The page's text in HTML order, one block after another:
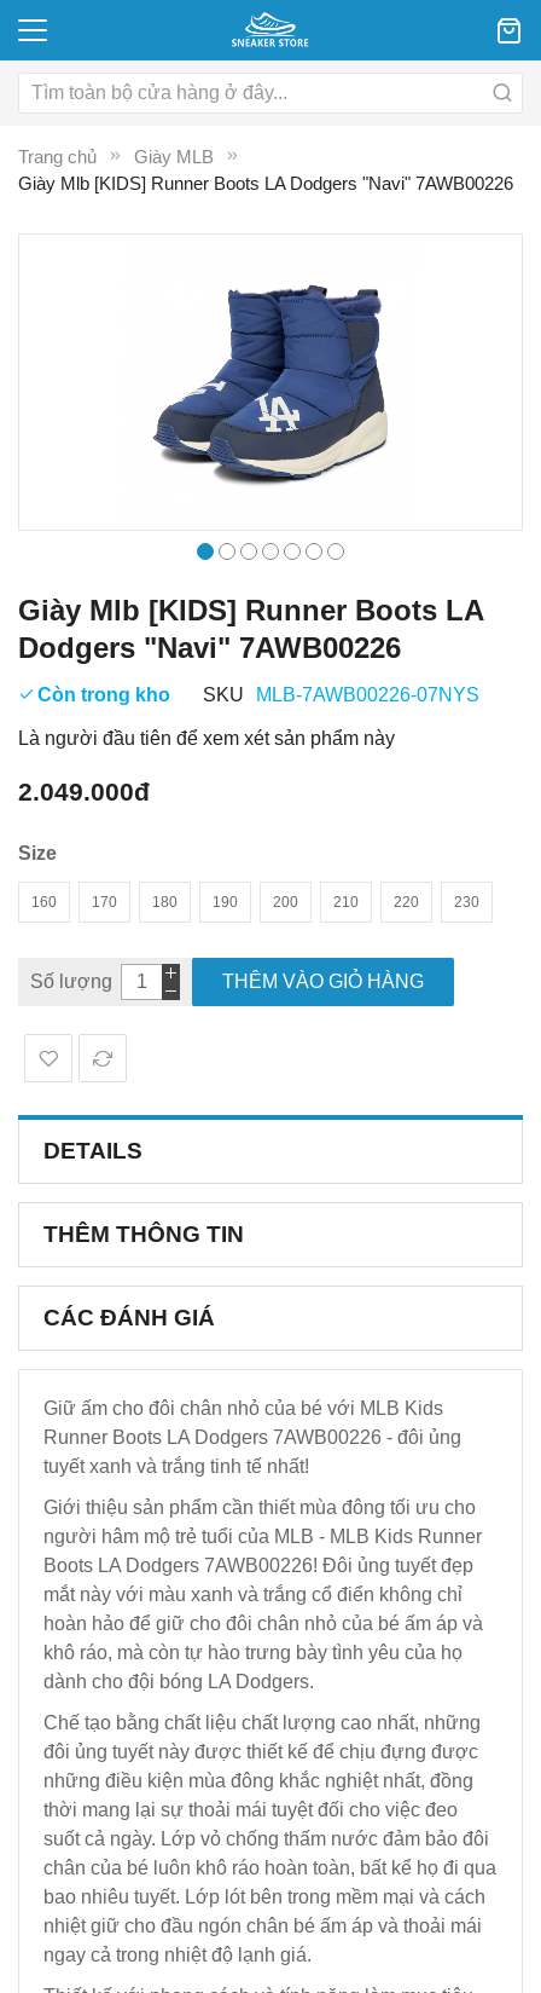
Trang chủ
Giày MLB
Giày Mlb [KIDS] Runner Boots LA Dodgers "Navi" 7AWB00226
Giày Mlb [KIDS] Runner Boots LA
Dodgers "Navi" 7AWB00226
Còn trong kho SKU MLB-7AWB00226-07NYS
Là người đầu tiên để xem xét sản phẩm này
2.049.000đ
Size
160 170 180 190 200 210 220 230
Số lượng THÊM VÀO GIỎ HÀNG
DETAILS
THÊM THÔNG TIN
CÁC ĐÁNH GIÁ
Giữ ấm cho đôi chân nhỏ của bé với MLB Kids
Runner Boots LA Dodgers 7AWB00226 - đôi ủng
tuyết xanh và trắng tinh tế nhất!
Giới thiệu sản phẩm cần thiết mùa đông tối ưu cho
người hâm mộ trẻ tuổi của MLB - MLB Kids Runner
Boots LA Dodgers 7AWB00226! Đôi ủng tuyết đẹp
mắt này với màu xanh và trắng cổ điển không chỉ
hoàn hảo để giữ cho đôi chân nhỏ của bé ấm áp và
khô ráo, mà còn tự hào trưng bày tình yêu của họ
dành cho đội bóng LA Dodgers.
Chế tạo bằng chất liệu chất lượng cao nhất, những
đôi ủng tuyết này được thiết kế để chịu đựng được
những điều kiện mùa đông khắc nghiệt nhất, đồng
thời mang lại sự thoải mái tuyệt đối cho việc đeo
suốt cả ngày. Lớp vỏ chống thấm nước đảm bảo đôi
chân của bé luôn khô ráo hoàn toàn, bất kể họ đi qua
bao nhiêu tuyết. Lớp lót bên trong mềm mại và cách
nhiệt giữ cho đầu ngón chân bé ấm áp và thoải mái
ngay cả trong nhiệt độ lạnh giá.